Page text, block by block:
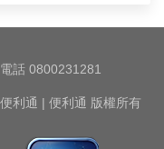
話 0800231281
利通 | 便利通 版權所有